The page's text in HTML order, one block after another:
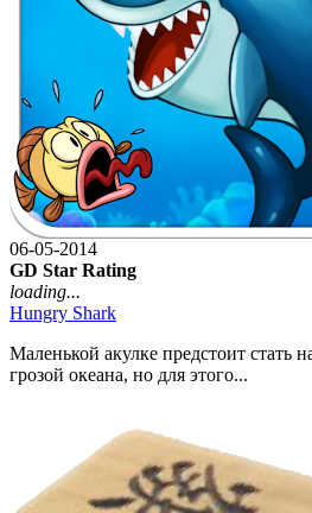
06-05-2014
GD Star Rating
loading...
Hungry Shark
Маленькой акулке предстоит стать
грозой океана, но для этого...